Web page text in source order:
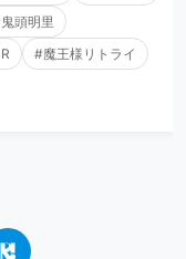
頭明里
#魔王様リトライ